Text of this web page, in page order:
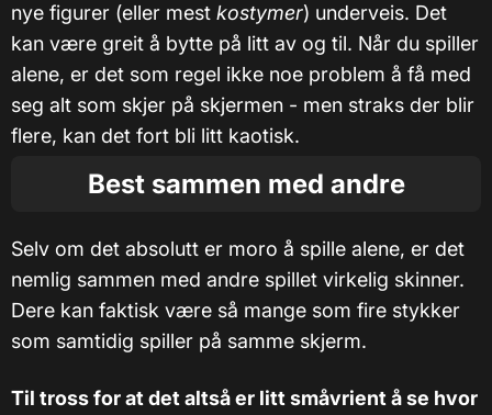
nye figurer (eller mest kostymer) underveis. Det
kan være greit å bytte på litt av og til. Når du spiller
alene, er det som regel ikke noe problem å få med
seg alt som skjer på skjermen - men straks der blir
flere, kan det fort bli litt kaotisk.
Best sammen med andre
Selv om det absolutt er moro å spille alene, er det
nemlig sammen med andre spillet virkelig skinner.
Dere kan faktisk være så mange som fire stykker
som samtidig spiller på samme skjerm.
Til tross for at det altså er litt småvrient å se hvor